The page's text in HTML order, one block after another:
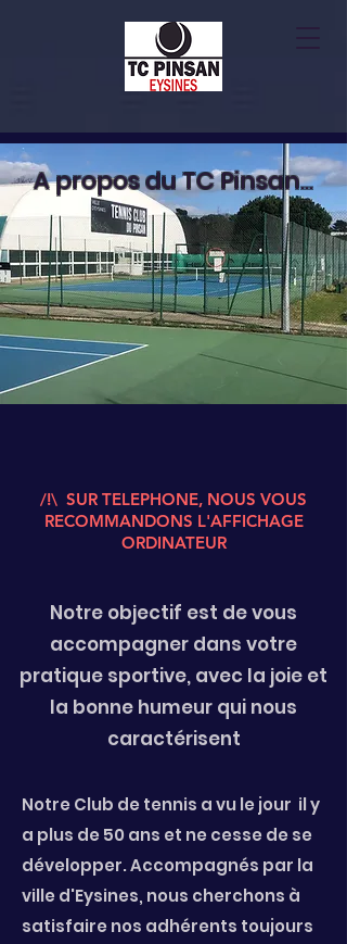
A propos du TC Pinsan...
/!\ SUR TELEPHONE, NOUS VOUS
RECOMMANDONS L'AFFICHAGE
ORDINATEUR
Notre objectif est de vous
accompagner dans votre
pratique sportive, avec la joie et
la bonne humeur qui nous
caractérisent
Notre Club de tennis a vu le jour il y
a plus de 50 ans et ne cesse de se
développer. Accompagnés par la
ville d'Eysines, nous cherchons à
satisfaire nos adhérents toujours